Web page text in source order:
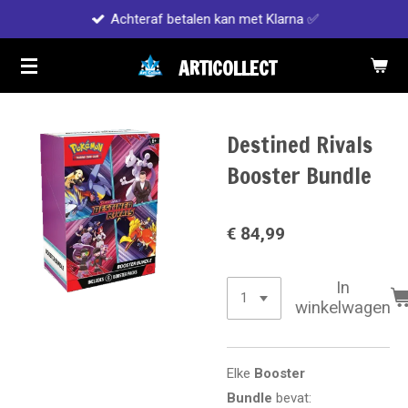
naar
de
ARTICOLLECT
Achteraf betalen kan met Klarna ✅
Destined Rivals
Booster Bundle
€ 84,99
In
winkelwagen
Elke Booster
Bundle bevat: